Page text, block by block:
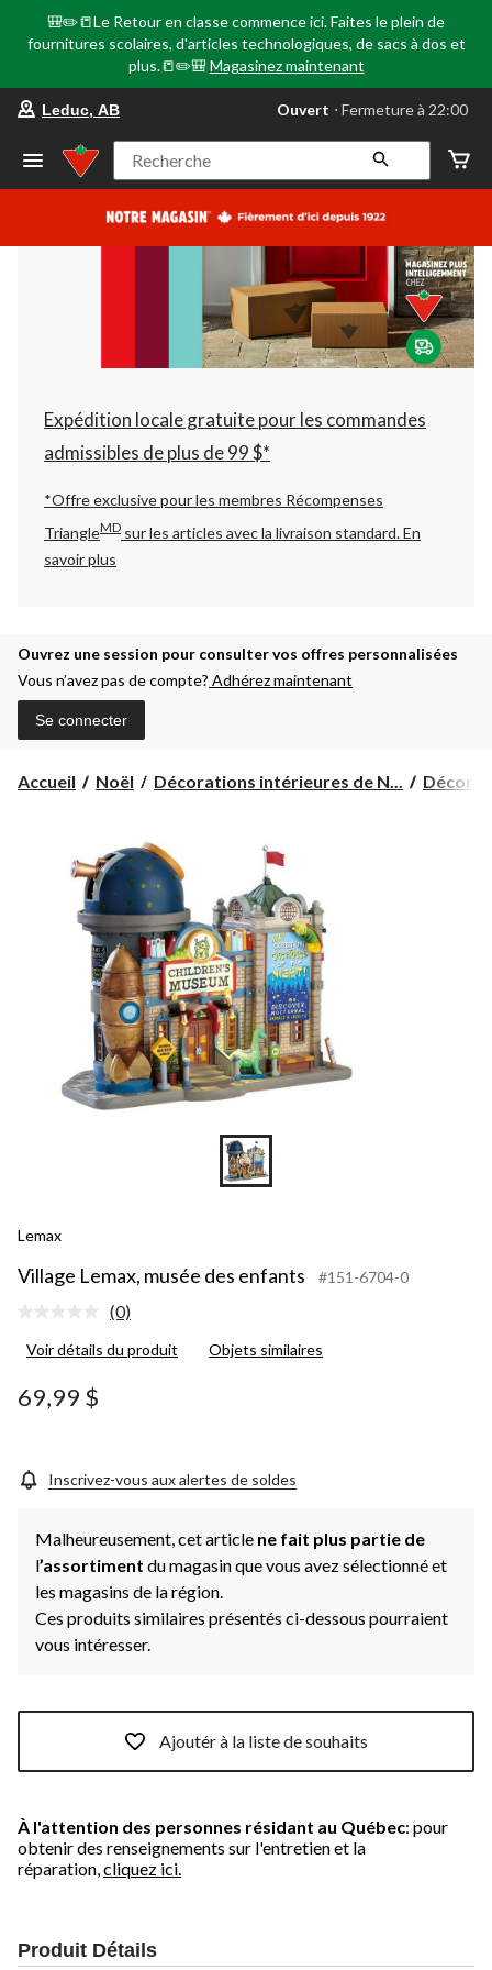
🎒✏️📒Le Retour en classe commence ici. Faites le plein de
fournitures scolaires, d'articles technologiques, de sacs à dos et
plus.📒✏️🎒 Magasinez maintenant
votre
préféré
Leduc,
AB,
courament
Fermeture
à
22:00
cliquer
pour
changer
Leduc, AB Ouvert ⋅ Fermeture à 22:00
Recherche
Expédition locale gratuite pour les commandes
admissibles de plus de 99 $*
*Offre exclusive pour les membres Récompenses
TriangleMD sur les articles avec la livraison standard.En
savoir plus
Ouvrez une session pour consulter vos offres personnalisées
Vous n’avez pas de compte? Adhérez maintenant
Se connecter
Accueil Noël Décorations intérieures de N...
Lemax
Village Lemax, musée des enfants #151-6704-0
Aucune
pour
page.
(0)
Voir détails du produit Objets similaires
69,99 $
Inscrivez-vous aux alertes de soldes
Malheureusement, cet article ne fait plus partie de
l’assortiment du magasin que vous avez sélectionné et
les magasins de la région.
Ces produits similaires présentés ci-dessous pourraient
vous intéresser.
Ajoutér à la liste de souhaits
À l'attention des personnes résidant au Québec: pour
obtenir des renseignements sur l'entretien et la
réparation, cliquez ici.
Produit Détails